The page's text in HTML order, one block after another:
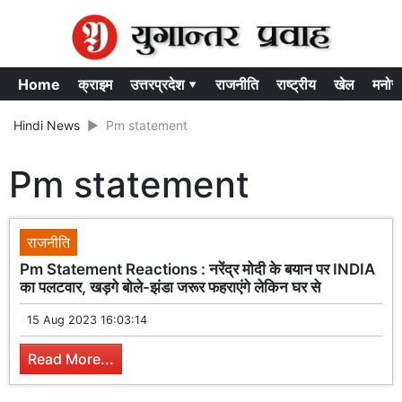
Home क्राइम उत्तरप्रदेश ▾ राजनीति राष्ट्रीय खेल
Hindi News Pm statement
Pm statement
राजनीति
Pm Statement Reactions : नरेंद्र मोदी के बयान पर INDIA
का पलटवार, खड़गे बोले-झंडा जरूर फहराएंगे लेकिन घर से
15 Aug 2023 16:03:14
Read More...